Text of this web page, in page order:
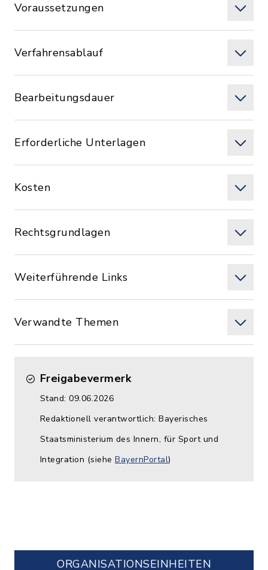
Voraussetzungen
Verfahrensablauf
Bearbeitungsdauer
Erforderliche Unterlagen
Kosten
Rechtsgrundlagen
Weiterführende Links
Verwandte Themen
Freigabevermerk
Stand: 09.06.2026
Redaktionell verantwortlich: Bayerisches
Staatsministerium des Innern, für Sport und
Integration (siehe BayernPortal)
ORGANISATIONS­EINHEITEN